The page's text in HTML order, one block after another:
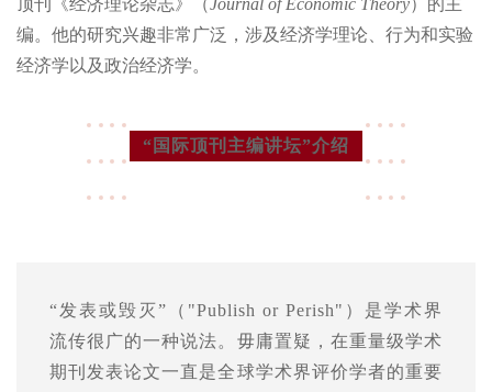
顶刊《经济理论杂志》（Journal of Economic Theory）的主
编。他的研究兴趣非常广泛，涉及经济学理论、行为和实验
经济学以及政治经济学。
“国际顶刊主编讲坛”介绍
“发表或毁灭”（"Publish or Perish"）是学术界
流传很广的一种说法。毋庸置疑，在重量级学术
期刊发表论文一直是全球学术界评价学者的重要